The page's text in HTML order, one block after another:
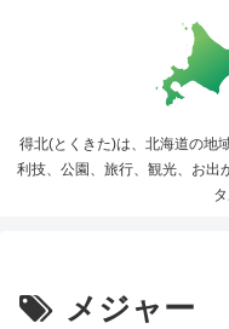
得北(とくきた)は、北海道の地
利技、公園、旅行、観光、お出
メジャー